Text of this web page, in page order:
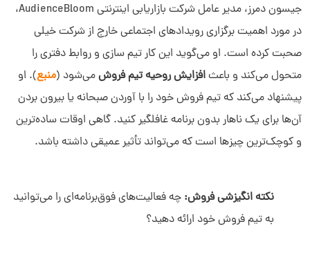
جیسون دمرز، مدیر عامل شرکت بازاریابی اینترنتی AudienceBloom،
در مورد اهمیت برگزاری رویدادهای اجتماعی خارج از شرکت خیلی
صحبت کرده است. او می‌گوید این کار تیم سازی و روابط دفتری را
متحول می‌کند و باعثافزایش روحیه تیم فروشمی‌شود (منبع). او
پیشنهاد می‌کند که تیم فروش خود را با آوردن صبحانه یا بیرون بردن
آن‌ها برای یک ناهار بدون برنامه غافلگیر کنید. گاهی اوقات ساده‌ترین
و کوچک‌ترین چیزها است که می‌تواند تأثیر عمیقی داشته باشد.
نکته انگیزشی فروش: چه فعالیت‌های فوق‌برنامه‌ای را می‌توانید
به تیم فروش خود ارائه دهید؟